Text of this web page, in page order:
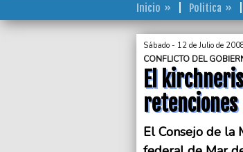
Inicio Politica
Sábado - 12 de Julio de
CONFLICTO DEL
El
retenciones
El Consejo de la